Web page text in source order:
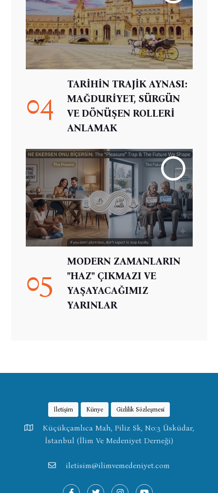
04
TARİHİN TRAJİK AYNASI:
MAĞDURİYET, SÜRGÜN
VE DÖNÜŞEN ROLLERİ
ANLAMAK
05
MODERN ZAMANLARIN
"HAZ" ÇIKMAZI VE
YAŞAYACAĞIMIZ
YARINLAR
İletişim Künye Gizlilik Sözleşmesi
Küçükçamlıca Mah, Filiz Sk, No:3 Üsküdar,
İstanbul (İlim Ve Medeniyet Derneği)
iletisim@ilimvemedeniyet.com